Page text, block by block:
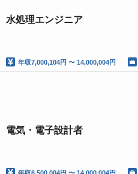
水処理エンジニア
年収7,000,104円 〜 14,000,004円
電気・電子設計者